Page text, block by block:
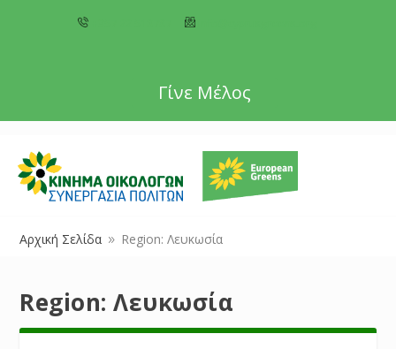
Γίνε Μέλος
Αρχική Σελίδα 9 Region: Λευκωσία
Region:Λευκωσία